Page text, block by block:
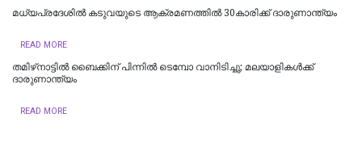
മധ്യപ്രദേശിൽ കടുവയുടെ ആക്രമണത്തിൽ 30കാരിക്ക് ദാരുണാന്ത്യം
READ MORE
തമിഴ്‌നാട്ടില്‍ ബൈക്കിന് പിന്നില്‍ ടെമ്പോ വാനിടിച്ചു; മലയാളികള്‍ക്ക്
ദാരുണാന്ത്യം
READ MORE